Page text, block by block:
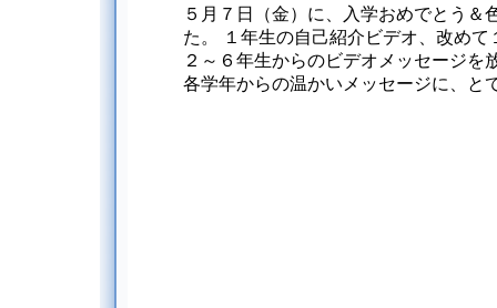
５月７日（金）に、入学おめでとう＆
た。 １年生の自己紹介ビデオ、改め
２～６年生からのビデオメッセージを
各学年からの温かいメッセージに、と